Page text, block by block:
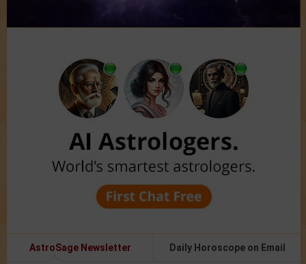
AstroSage Newsletter Daily Horoscope on Email